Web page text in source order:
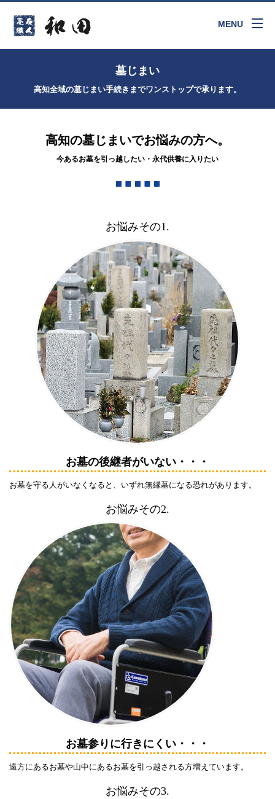
MENU
墓じまい
高知全域の墓じまい手続きまでワンストップで承ります。
高知の墓じまいでお悩みの方へ。
今あるお墓を引っ越したい・永代供養に入りたい
お悩みその1.
お墓の後継者がいない・・・
お墓を守る人がいなくなると、いずれ無縁墓になる恐れがあります。
お悩みその2.
お墓参りに行きにくい・・・
遠方にあるお墓や山中にあるお墓を引っ越される方増えています。
お悩みその3.